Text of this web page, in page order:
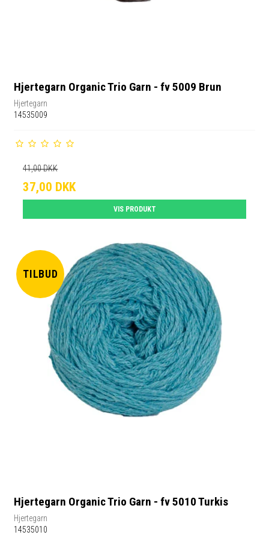
Hjertegarn Organic Trio Garn - fv 5009 Brun
Hjertegarn
14535009
41,00 DKK
37,00 DKK
VIS PRODUKT
TILBUD
Hjertegarn Organic Trio Garn - fv 5010 Turkis
Hjertegarn
14535010